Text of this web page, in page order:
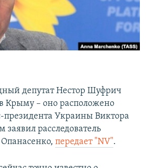
КРЫМА
депутат Нестор Шуфрич
Крыму – оно расположено
президента Украины Виктора
заявил расследователь
передает "NV".